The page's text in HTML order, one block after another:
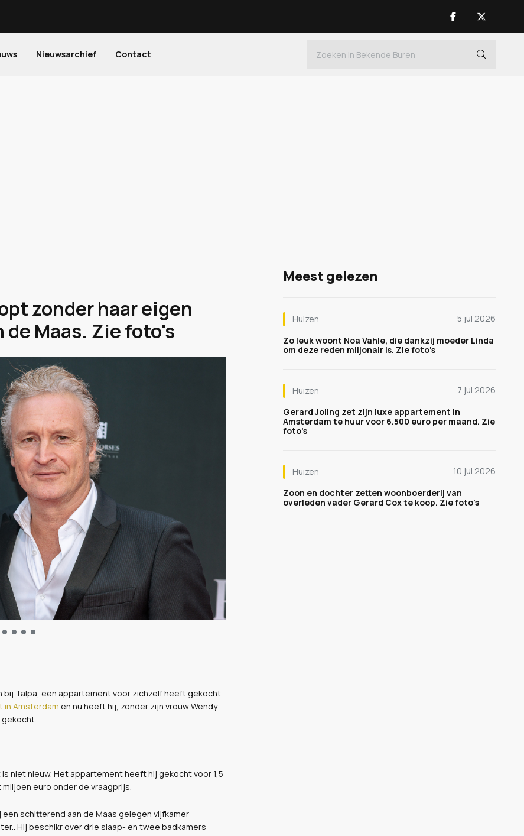
Nieuwsarchief Contact
zonder haar eigen
Maas. Zie foto's
Talpa, een appartement voor zichzelf heeft gekocht.
in Amsterdam en nu heeft hij, zonder zijn vrouw Wendy
niet nieuw. Het appartement heeft hij gekocht voor 1,5
euro onder de vraagprijs.
schitterend aan de Maas gelegen vijfkamer
Hij beschikr over drie slaap- en twee badkamers
Meest gelezen
Huizen
5 jul 2026
Zo leuk woont Noa Vahle, die dankzij moeder Linda
om deze reden miljonair is. Zie foto's
Huizen
7 jul 2026
Gerard Joling zet zijn luxe appartement in
Amsterdam te huur voor 6.500 euro per maand. Zie
foto's
Huizen
10 jul 2026
Zoon en dochter zetten woonboerderij van
overleden vader Gerard Cox te koop. Zie foto's